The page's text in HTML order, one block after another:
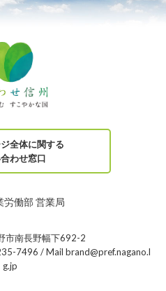
全体に関する
わせ窓口
労働部 営業局
市南長野幅下692-2
7496 / Mail brand@pref.nagano.l
g.jp